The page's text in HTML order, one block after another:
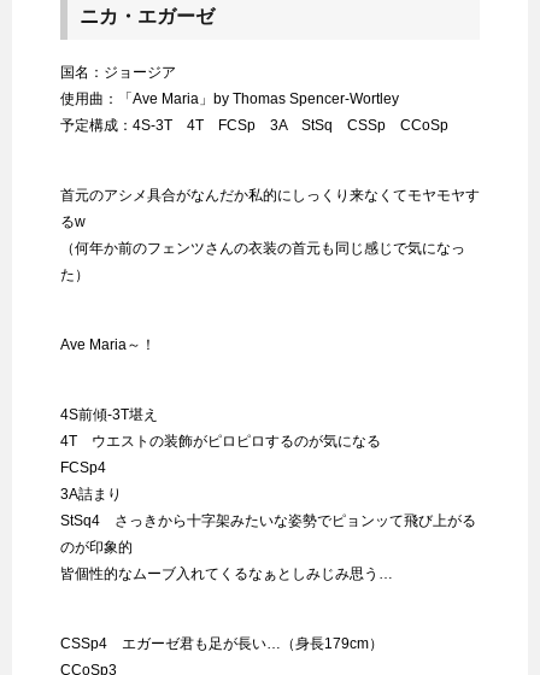
ニカ・エガーゼ
国名：ジョージア
使用曲：「Ave Maria」by Thomas Spencer-Wortley
予定構成：4S-3T 4T FCSp 3A StSq CSSp CCoSp
首元のアシメ具合がなんだか私的にしっくり来なくてモヤモヤす
るw
（何年か前のフェンツさんの衣装の首元も同じ感じで気になっ
た）
Ave Maria～！
4S前傾-3T堪え
4T ウエストの装飾がピロピロするのが気になる
FCSp4
3A詰まり
StSq4 さっきから十字架みたいな姿勢でピョンッて飛び上がる
のが印象的
皆個性的なムーブ入れてくるなぁとしみじみ思う…
CSSp4 エガーゼ君も足が長い…（身長179cm）
CCoSp3